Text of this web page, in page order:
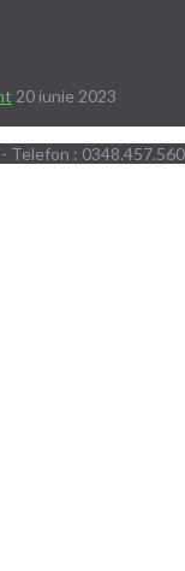
20 iunie 2023
Telefon :